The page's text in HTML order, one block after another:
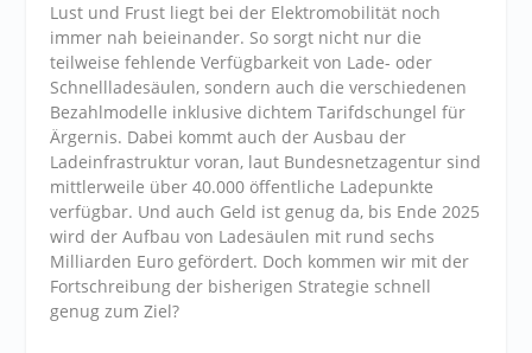
Lust und Frust liegt bei der Elektromobilität noch
immer nah beieinander. So sorgt nicht nur die
teilweise fehlende Verfügbarkeit von Lade- oder
Schnellladesäulen, sondern auch die verschiedenen
Bezahlmodelle inklusive dichtem Tarifdschungel für
Ärgernis. Dabei kommt auch der Ausbau der
Ladeinfrastruktur voran, laut Bundesnetzagentur sind
mittlerweile über 40.000 öffentliche Ladepunkte
verfügbar. Und auch Geld ist genug da, bis Ende 2025
wird der Aufbau von Ladesäulen mit rund sechs
Milliarden Euro gefördert. Doch kommen wir mit der
Fortschreibung der bisherigen Strategie schnell
genug zum Ziel?